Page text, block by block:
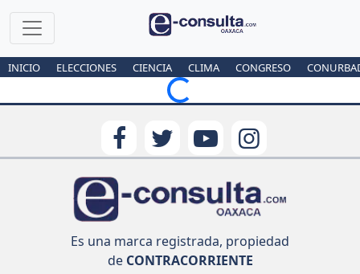
INICIO ELECCIONES CIENCIA CLIMA CONGRESO
Loading...
Es una marca registrada, propiedad
deCONTRACORRIENTE